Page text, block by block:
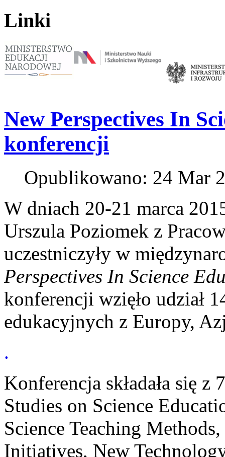
Linki
New Perspectives In
konferencji
Opublikowano: 24 Mar
W dniach 20-21 marca
Urszula Poziomek z
uczestniczyły w
Perspectives In Science
konferencji wzięło udział
edukacyjnych z Europy,
.
Konferencja składała się z
Studies on Science
Science Teaching
Initiatives, New